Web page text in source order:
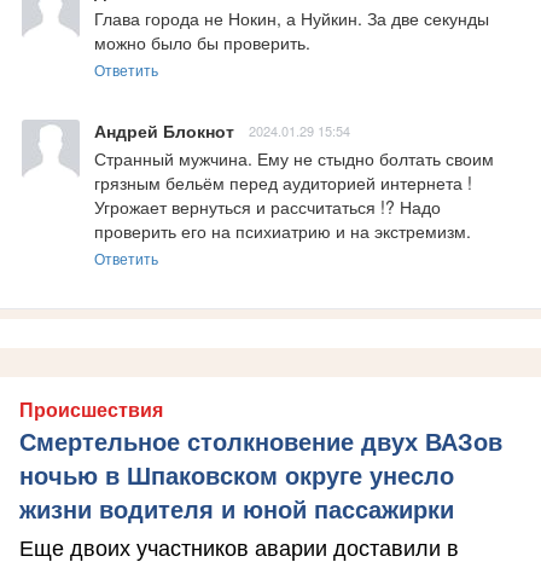
Глава города не Нокин, а Нуйкин. За две секунды
можно было бы проверить.
Ответить
Андрей Блокнот 2024.01.29 15:54
Странный мужчина. Ему не стыдно болтать своим
грязным бельём перед аудиторией интернета !
Угрожает вернуться и рассчитаться !? Надо
проверить его на психиатрию и на экстремизм.
Ответить
Происшествия
Смертельное столкновение двух ВАЗов
ночью в Шпаковском округе унесло
жизни водителя и юной пассажирки
Еще двоих участников аварии доставили в